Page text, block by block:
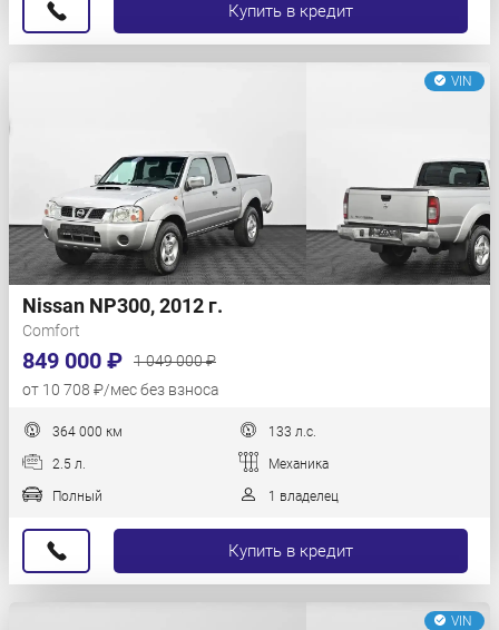
Купить в кредит
VIN
Nissan NP300, 2012 г.
Comfort
849 000 ₽
1 049 000 ₽
от 10 708 ₽/мес без взноса
364 000 км 133 л.с.
2.5 л. Механика
Полный 1 владелец
Купить в кредит
VIN